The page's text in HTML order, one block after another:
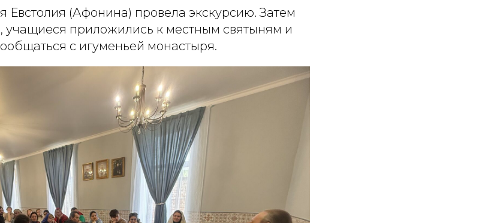
Евстолия (Афонина) провела экскурсию. Затем
приложились к местным святыням и
с игуменьей монастыря.